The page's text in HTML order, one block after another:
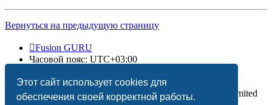
Этот сайт использует cookies для
обеспечения своей корректной работы.
Вернуться на предыдущую страницу
Fusion GURU
Часовой пояс: UTC+03:00
Создано на основеphpBB® Forum Software © phpBB Limited